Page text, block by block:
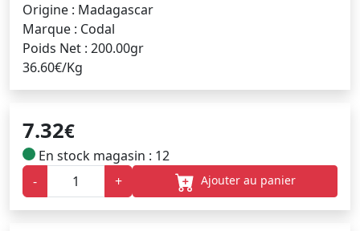
Origine : Madagascar
Marque : Codal
Poids Net : 200.00gr
36.60€/Kg
7.32€
En stock magasin : 12
-
+ Ajouter au panier